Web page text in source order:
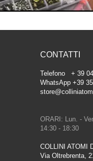
CONTATTI
Telefono + 39
WhatsApp +39
ORARI: Lun. -
14:30 - 18:30
COLLINI ATOMI
Via Oltrebrenta,